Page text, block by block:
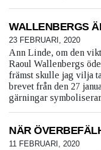
WALLENBERGS
23 FEBRUARI, 2020
Ann Linde, om den
Raoul Wallenbergs
främst skulle jag vilja
brevet från den 27
gärningar
NÄR
11 FEBRUARI, 2020